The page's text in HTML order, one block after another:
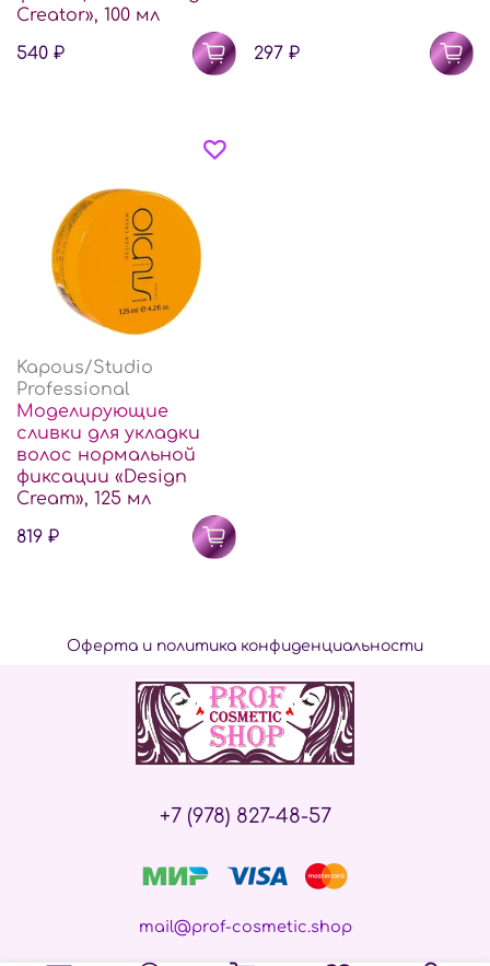
Creator», 100 мл
540 ₽
297 ₽
Kapous/Studio
Professional
Моделирующие
сливки для укладки
волос нормальной
фиксации «Design
Cream», 125 мл
819 ₽
Оферта и политика конфиденциальности
+7 (978) 827-48-57
mail@prof-cosmetic.shop